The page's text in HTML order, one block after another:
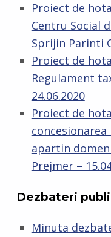
Proiect de
Centru Social
Sprijin Parinti
Proiect de
Regulament
24.06.2020
Proiect de
apartin
Prejmer –
Dezbateri
Minuta